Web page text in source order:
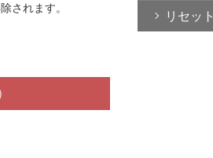
されます。
リセット